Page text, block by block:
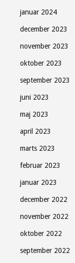
januar 2024
december 2023
november 2023
oktober 2023
september 2023
juni 2023
maj 2023
april 2023
marts 2023
februar 2023
januar 2023
december 2022
november 2022
oktober 2022
september 2022